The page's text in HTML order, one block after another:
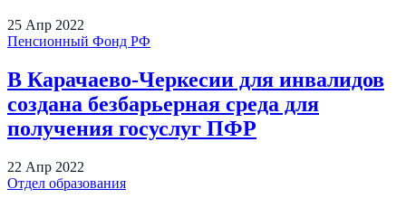
25 Апр 2022
Пенсионный Фонд РФ
В Карачаево-Черкесии для инвалидов
создана безбарьерная среда для
получения госуслуг ПФР
22 Апр 2022
Отдел образования